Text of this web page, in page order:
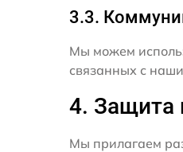
3.3.
Мы можем
связанных с
4. Защита
Мы прилагаем